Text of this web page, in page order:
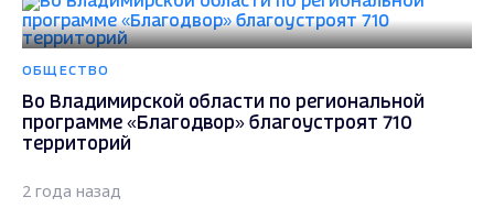
ОБЩЕСТВО
Во Владимирской области по региональной
программе «Благодвор» благоустроят 710
территорий
2 года назад